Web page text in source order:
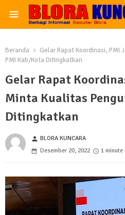
Beranda
Gelar Rapat Koordinasi, PMI
PMI Kab/Kota Ditingkatkan
Gelar Rapat
Minta Kualitas
Ditingkatkan
person BLORA KUNCARA
Desember 20, 2022
1 minute